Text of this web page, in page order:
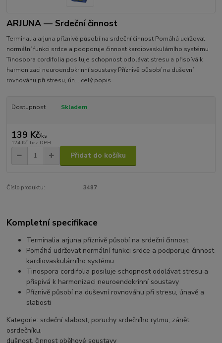
ARJUNA — Srdeční činnost
Terminalia arjuna příznivě působí na srdeční činnost Pomáhá udržovat
normální funkci srdce a podporuje činnost kardiovaskulárního systému
Tinospora cordifolia posiluje schopnost odolávat stresu a přispívá k
harmonizaci neuroendokrinní soustavy Příznivě působí na duševní
rovnováhu při stresu, ún... celý popis
Dostupnost Skladem
139 Kč/ks
124 Kč bez DPH
Přidat do košíku
Číslo produktu: 3487
Kompletní specifikace
Terminalia arjuna příznivě působí na srdeční činnost
Pomáhá udržovat normální funkci srdce a podporuje činnost
kardiovaskulárního systému
Tinospora cordifolia posiluje schopnost odolávat stresu a
přispívá k harmonizaci neuroendokrinní soustavy
Příznivě působí na duševní rovnováhu při stresu, únavě a
slabosti
Kategorie: srdeční slabost, poruchy srdečního rytmu, zánět
osrdečníku,
dušnost, činnost oběhové soustavy